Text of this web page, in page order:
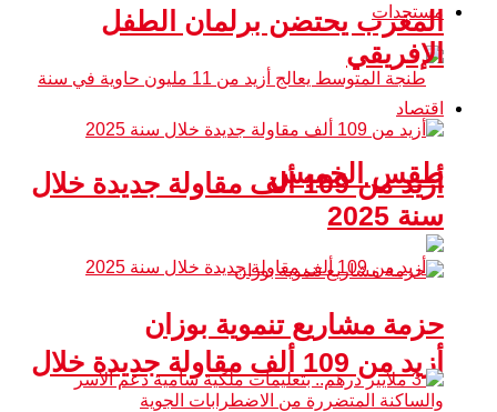
مستجدات
طقس الخميس
أزيد من 109 ألف مقاولة جديدة خلال
المغرب يحتضن برلمان الطفل
الإفريقي
اقتصاد
أزيد من 109 ألف مقاولة جديدة خلال
سنة 2025
حزمة مشاريع تنموية بوزان